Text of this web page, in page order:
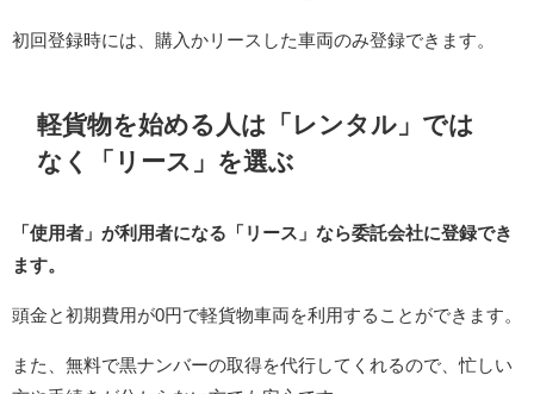
初回登録時には、購入かリースした車両のみ登録できます。
軽貨物を始める人は「レンタル」では
なく「リース」を選ぶ
「使用者」が利用者になる「リース」なら委託会社に登録でき
ます。
頭金と初期費用が0円で軽貨物車両を利用することができます。
また、無料で黒ナンバーの取得を代行してくれるので、忙しい